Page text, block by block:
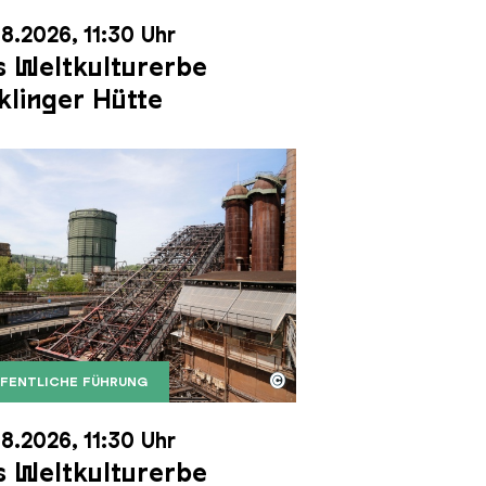
11:30 Uhr
Weltkulturerbe
Hütte
Gasometer im Hintergrund
Heinrich Veith
FÜHRUNG
der Völklinger Hütte mit dem
Weltkulturerbe Völklinger Hütte | Karl
©
11:30 Uhr
Weltkulturerbe